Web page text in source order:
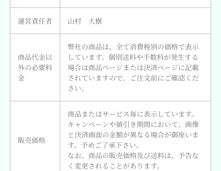
運営責任者 山村 大樹
商品代金以
外の必要料
金
弊社の商品は、全て消費税別の価格で表示
しています。個別送料や手数料が発生する
場合は商品ページまたは決済ページに記載
されていますので、ご注文前にご確認くだ
さい。
販売価格
商品またはサービス毎に表示しています。
キャンペーンや値引き期間において、画像
と決済画面の金額が異なる場合が御座いま
す。予めご了承下さい。
なお、商品の販売価格及び送料は、予告な
く変更されることがあります。